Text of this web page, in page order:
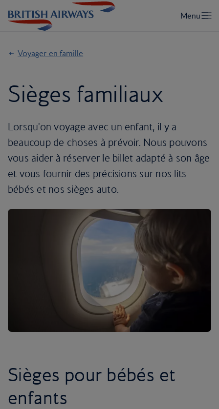
Voyager en famille
Sièges familiaux
Lorsqu'on voyage avec un enfant, il y a
beaucoup de choses à prévoir. Nous pouvons
vous aider à réserver le billet adapté à son âge
et vous fournir des précisions sur nos lits
bébés et nos sièges auto.
Sièges pour bébés et
enfants